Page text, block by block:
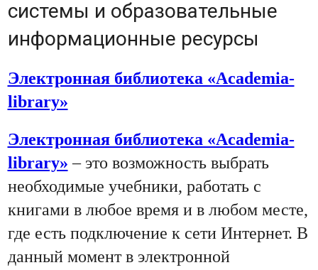
системы и образовательные
информационные ресурсы
Электронная библиотека «Academia-
library»
Электронная библиотека «Academia-
library» – это возможность выбрать
необходимые учебники, работать с
книгами в любое время и в любом месте,
где есть подключение к сети Интернет. В
данный момент в электронной